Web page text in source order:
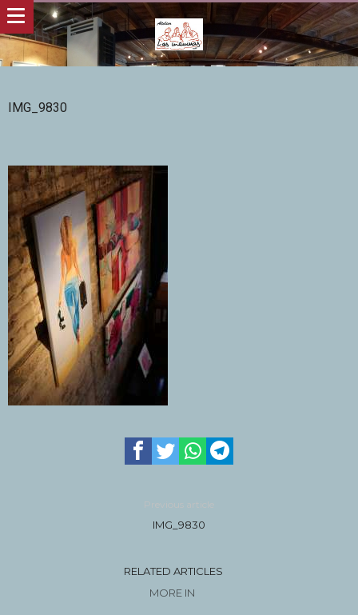
IMG_9830
Previous article
IMG_9830
RELATED ARTICLES
MORE IN